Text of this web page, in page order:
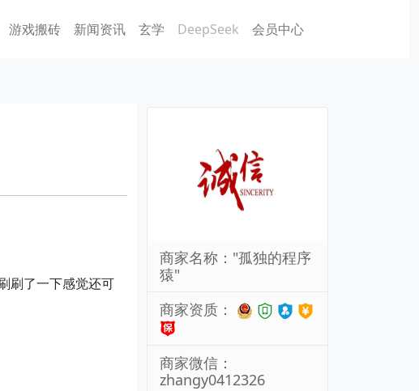
游戏搬砖 新闻资讯 玄学 DeepSeek 会员中心
刷了一下感觉还可
商家名称："孤独的程序
猿"
商家资质：
商家微信：
zhangy0412326